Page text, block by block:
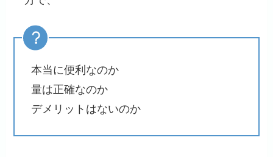
本当に便利なのか
量は正確なのか
デメリットはないのか